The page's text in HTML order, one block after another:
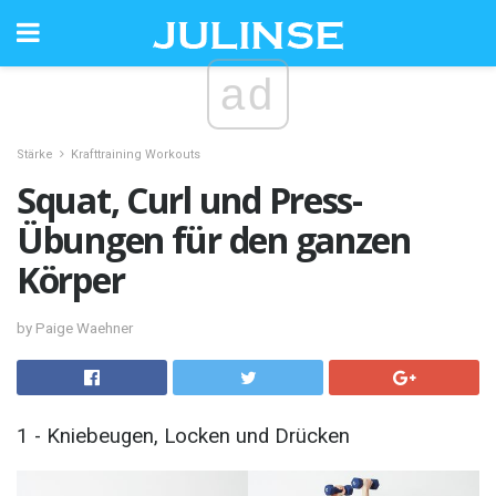
ad
Stärke Krafttraining Workouts
Squat, Curl und Press-
Übungen für den ganzen
Körper
by Paige Waehner
1 - Kniebeugen, Locken und Drücken